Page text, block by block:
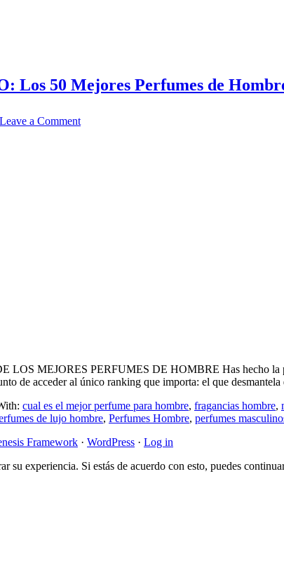
Los 50 Mejores Perfumes de
Leave a Comment
MEJORES PERFUMES DE HOMBRE Has hecho la
de acceder al único ranking que importa: el que
cual es el mejor perfume para hombre, fragancias hombre,
de lujo hombre, Perfumes Hombre, perfumes
Framework · WordPress · Log in
su experiencia. Si estás de acuerdo con esto, puedes